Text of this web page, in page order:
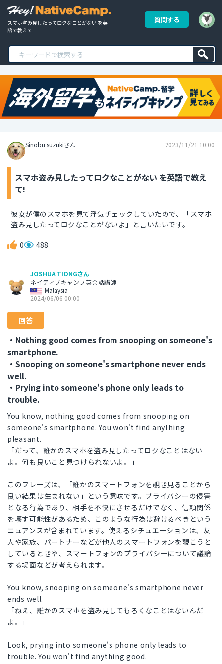
スマホ盗み見したってロクなことがない を英
語で教えて!
質問する
Sinobu suzukiさん 2023/11/21 10:00
スマホ盗み見したってロクなことがない を英語で教え
て!
彼女が僕のスマホを見て浮気チェックしていたので、「スマホ
盗み見したってロクなことがないよ」と言いたいです。
0 488
JOSHUA TIONGさん
ネイティブキャンプ英会話講師
Malaysia
2024/06/06 00:00
回答
・Nothing good comes from snooping on someone's
smartphone.
・Snooping on someone's smartphone never ends
well.
・Prying into someone's phone only leads to
trouble.
You know, nothing good comes from snooping on
someone's smartphone. You won't find anything
pleasant.
「だって、誰かのスマホを盗み見したってロクなことはない
よ。何も良いこと見つけられないよ。」
このフレーズは、「誰かのスマートフォンを覗き見ることから
良い結果は生まれない」という意味です。プライバシーの侵害
となる行為であり、相手を不快にさせるだけでなく、信頼関係
を壊す可能性があるため、このような行為は避けるべきという
ニュアンスが含まれています。使えるシチュエーションは、友
人や家族、パートナーなどが他人のスマートフォンを覗こうと
しているときや、スマートフォンのプライバシーについて議論
する場面などが考えられます。
You know, snooping on someone's smartphone never
ends well.
「ねえ、誰かのスマホを盗み見してもろくなことはないんだ
よ。」
Look, prying into someone's phone only leads to
trouble. You won't find anything good.